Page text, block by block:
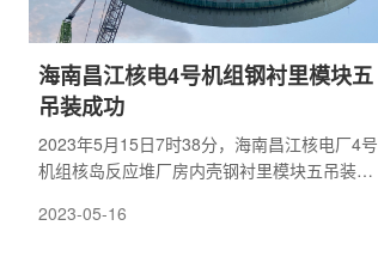
海南昌江核电4号机组钢衬里模块五
吊装成功
2023年5月15日7时38分，海南昌江核电厂4号
机组核岛反应堆厂房内壳钢衬里模块五吊装就
此次吊装成功标志着4号机组钢衬里筒壁模块化
2023-05-16